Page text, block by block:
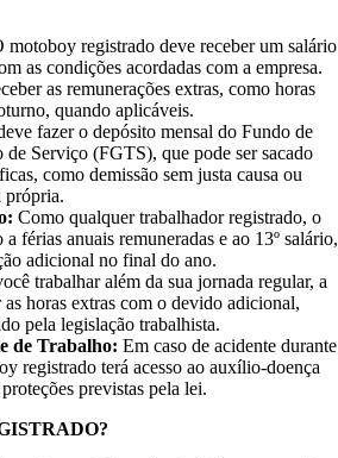
motoboy registrado deve receber um salário
as condições acordadas com a empresa.
as remunerações extras, como horas
quando aplicáveis.
fazer o depósito mensal do Fundo de
de Serviço (FGTS), que pode ser sacado
como demissão sem justa causa ou
própria.
Como qualquer trabalhador registrado, o
férias anuais remuneradas e ao 13º salário,
adicional no final do ano.
trabalhar além da sua jornada regular, a
as horas extras com o devido adicional,
pela legislação trabalhista.
de Trabalho: Em caso de acidente durante
registrado terá acesso ao auxílio-doença
previstas pela lei.